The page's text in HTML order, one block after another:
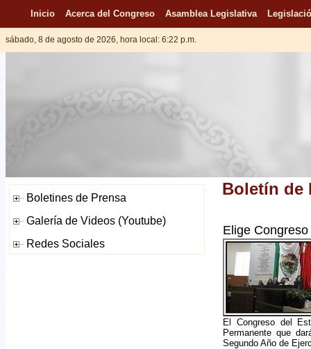
Inicio Acerca del Congreso Asamblea Legislativa
sábado, 8 de agosto de 2026, hora local: 6:22 p.m.
Boletín de
Elige
El Congreso del
Permanente que
Segundo Año de